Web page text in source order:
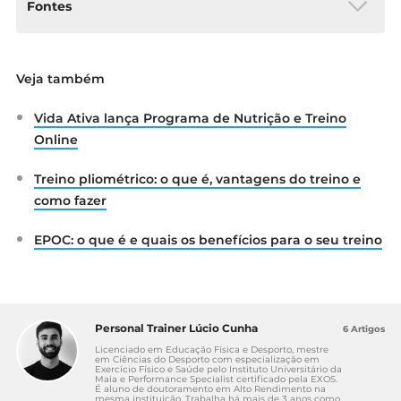
Fontes
Comparing the effectiveness of treatment
fitness for adults (18-65 years old) who are
overfat, or obese; systematic review and
2015;14(1).
García-Hermoso A, Ramírez-Vélez R,
Martínez-Vizcaíno V. Concurrent aerobic
2018;52(3):161–6.
Villareal DT, Aguirre L, Gurney AB, Waters
DL, Sinacore DR, Colombo E, et al. Aerobic
or resistance exercise, or both, in dieting
Veja também
Vida Ativa lança Programa de Nutrição e Treino
Online
Treino pliométrico: o que é, vantagens do treino e
como fazer
EPOC: o que é e quais os benefícios para o seu treino
Personal Trainer Lúcio Cunha
Licenciado em Educação Física e Desporto, mestre
em Ciências do Desporto com especialização em
Exercício Físico e Saúde pelo Instituto Universitário da
Maia e Performance Specialist certificado pela EXOS.
É aluno de doutoramento em Alto Rendimento na
6 Artigos